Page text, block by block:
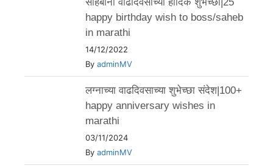
happy birthday wish to boss/saheb
in marathi
14/12/2022
By adminMV
लग्नाच्या वाढदिवसाच्या शुभेच्छा संदेश|100+
happy anniversary wishes in
marathi
03/11/2024
By adminMV